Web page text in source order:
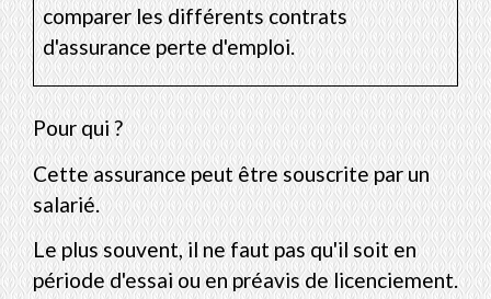
comparer les différents contrats
d'assurance perte d'emploi.
Pour qui ?
Cette assurance peut être souscrite par un
salarié.
Le plus souvent, il ne faut pas qu'il soit en
période d'essai ou en préavis de licenciement.